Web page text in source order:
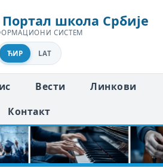
школа Србије
СИСТЕМ
ЋИР LAT
Вести
Линкови
Контакт